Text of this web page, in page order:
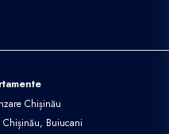
Chișinău
Chișinău, Buiucani